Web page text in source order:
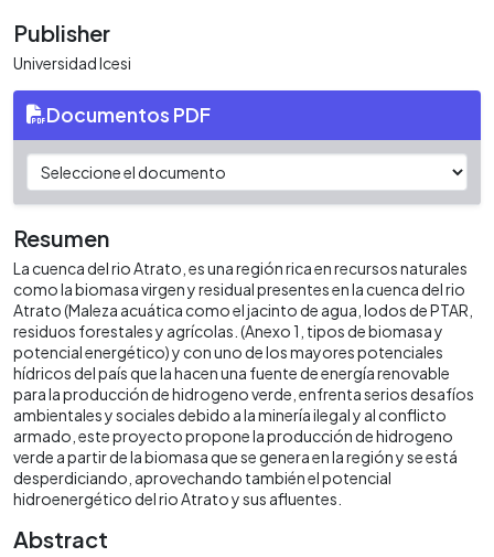
Publisher
Universidad Icesi
Documentos PDF
Resumen
La cuenca del rio Atrato, es una región rica en recursos naturales
como la biomasa virgen y residual presentes en la cuenca del rio
Atrato (Maleza acuática como el jacinto de agua, lodos de PTAR,
residuos forestales y agrícolas. (Anexo 1, tipos de biomasa y
potencial energético) y con uno de los mayores potenciales
hídricos del país que la hacen una fuente de energía renovable
para la producción de hidrogeno verde, enfrenta serios desafíos
ambientales y sociales debido a la minería ilegal y al conflicto
armado, este proyecto propone la producción de hidrogeno
verde a partir de la biomasa que se genera en la región y se está
desperdiciando, aprovechando también el potencial
hidroenergético del rio Atrato y sus afluentes.
Abstract